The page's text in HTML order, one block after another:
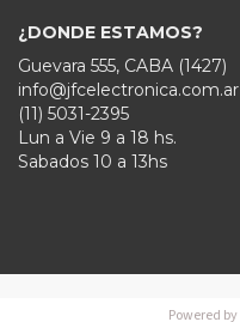
¿DONDE ESTAMOS?
Guevara 555, CABA (1427)
info@jfcelectronica.com.ar
(11) 5031-2395
Lun a Vie 9 a 18 hs.
Sabados 10 a 13hs
Powered by